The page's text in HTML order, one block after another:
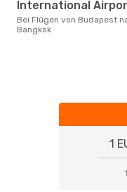
International
Bei Flügen von Budapest nach
Bangkok
1